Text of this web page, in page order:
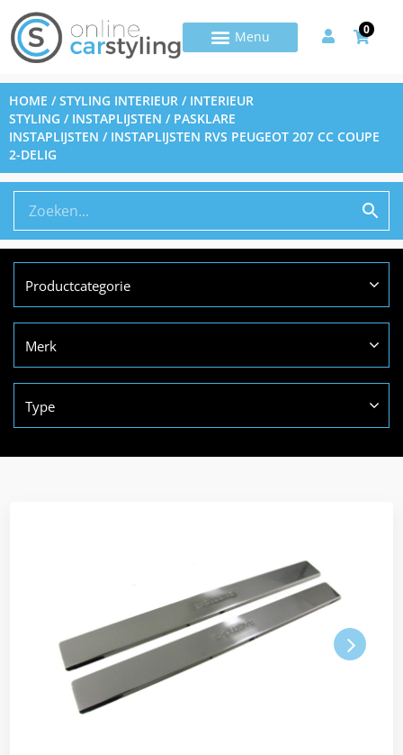
0
HOME /STYLING INTERIEUR / INTERIEUR
STYLING / INSTAPLIJSTEN / PASKLARE
INSTAPLIJSTEN / INSTAPLIJSTEN RVS PEUGEOT 207 CC COUPE
2-DELIG
Productcategorie
Merk
Type